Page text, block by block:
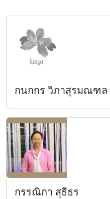
กนกกร วิภาสุรมณฑล
กรรณิกา สุธีธร